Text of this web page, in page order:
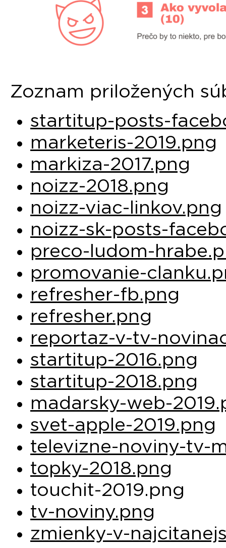
Zoznam priložených
startitup-posts-
marketeris-2019.png
markiza-2017.png
noizz-2018.png
noizz-viac-linkov.png
noizz-sk-posts-
preco-ludom-
promovanie-
refresher-fb.png
refresher.png
reportaz-v-tv-
startitup-2016.png
startitup-2018.png
madarsky-web-
svet-apple-2019.png
televizne-noviny-tv-
topky-2018.png
touchit-2019.png
tv-noviny.png
zmienky-v-